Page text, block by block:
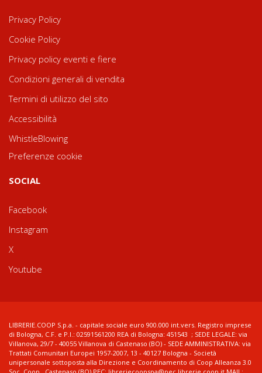
Privacy Policy
Cookie Policy
Privacy policy eventi e fiere
Condizioni generali di vendita
Termini di utilizzo del sito
Accessibilità
WhistleBlowing
Preferenze cookie
SOCIAL
Facebook
Instagram
X
Youtube
LIBRERIE.COOP S.p.a. - capitale sociale euro 900.000 int.vers. Registro imprese
di Bologna, C.F. e P.I.: 02591561200 REA di Bologna: 451543 ; SEDE LEGALE: via
Villanova, 29/7 - 40055 Villanova di Castenaso (BO) - SEDE AMMINISTRATIVA: via
Trattati Comunitari Europei 1957-2007, 13 - 40127 Bologna - Società
unipersonale sottoposta alla Direzione e Coordinamento di Coop Alleanza 3.0